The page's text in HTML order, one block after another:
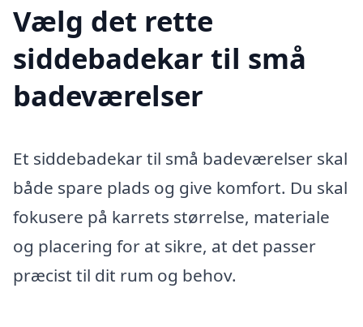
Vælg det rette
siddebadekar til små
badeværelser
Et siddebadekar til små badeværelser skal
både spare plads og give komfort. Du skal
fokusere på karrets størrelse, materiale
og placering for at sikre, at det passer
præcist til dit rum og behov.